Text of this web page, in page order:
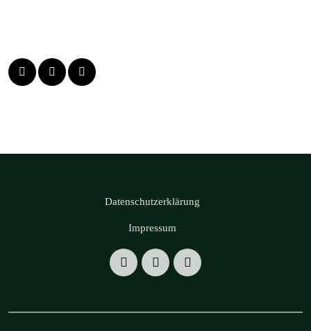
Datenschutzerklärung
Impressum